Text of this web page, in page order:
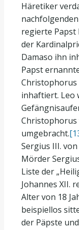
Häretiker
regierte Papst
der
Damaso ihn
Papst
inhaftiert. Leo
Christophorus
umgebracht.
Sergius III.
Mörder
Liste der
Johannes XII.
Alter von 18
beispiellos
der Päpste